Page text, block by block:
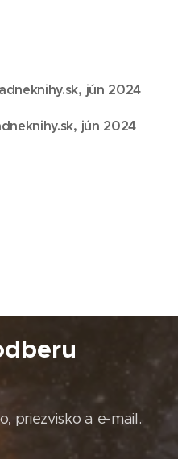
jún 2024
jún 2024
priezvisko a e-mail.